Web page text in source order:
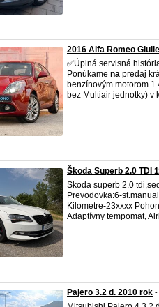
2016 Alfa Romeo
✅Úplná servisná
Ponúkame na predaj
benzínovým motorom
bez Multiair jednotky) v
Škoda Superb 2.0 TDI
Skoda superb 2.0
Prevodovka:6-
Kilometre-23xxxx
Adaptívny tempomat,
Pajero 3.2 d. 2010 rok -